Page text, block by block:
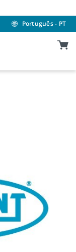
Português - PT